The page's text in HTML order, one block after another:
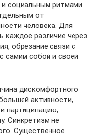
социальным ритмами.
от
человека. Для
каждое различие через
обрезание связи с
самим собой и своей
дискомфортного
активности,
партиципацию,
Синкретизм не
Существенное